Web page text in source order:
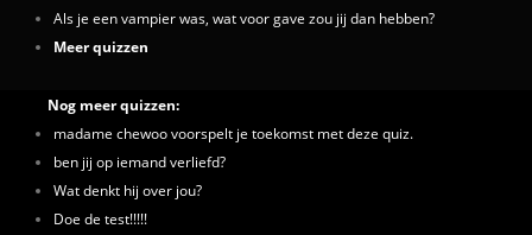
Als je een vampier was, wat voor gave zou jij dan hebben?
Meer quizzen
Nog meer quizzen:
madame chewoo voorspelt je toekomst met deze quiz.
ben jij op iemand verliefd?
Wat denkt hij over jou?
Doe de test!!!!!